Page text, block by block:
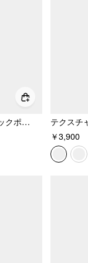
メッシュホルターネックポルカドットシャーリングミディドレス
￥3,900